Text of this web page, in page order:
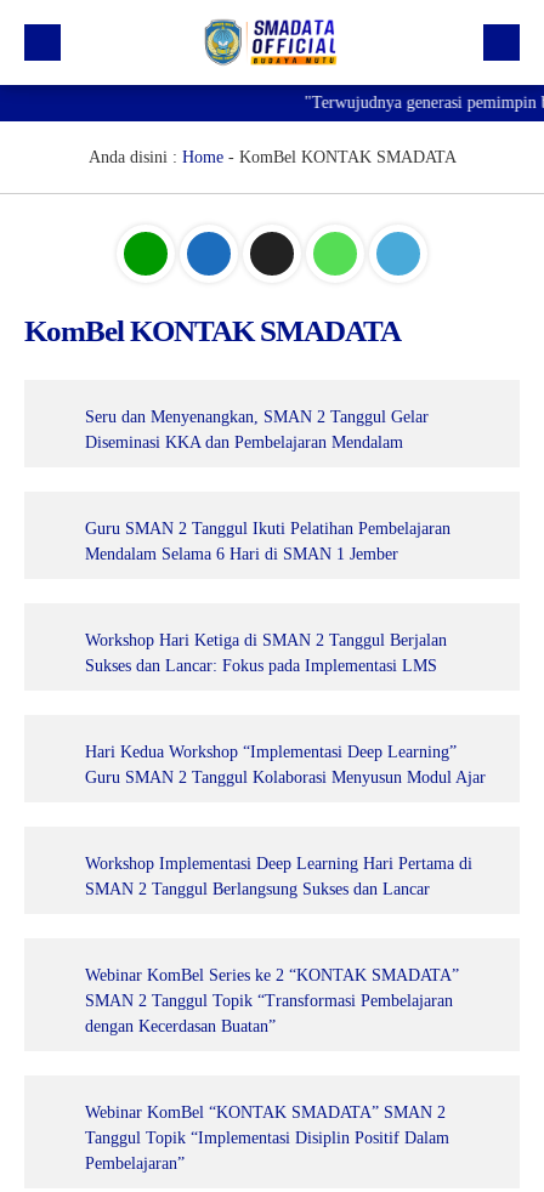
Kegiatan
Saluran Resmi WA
"Terwujudnya generasi pemimpin
Anda disini : Home- KomBel KONTAK SMADATA
KomBel KONTAK SMADATA
Seru dan Menyenangkan, SMAN 2 Tanggul Gelar
Diseminasi KKA dan Pembelajaran Mendalam
Guru SMAN 2 Tanggul Ikuti Pelatihan Pembelajaran
Mendalam Selama 6 Hari di SMAN 1 Jember
Workshop Hari Ketiga di SMAN 2 Tanggul Berjalan
Sukses dan Lancar: Fokus pada Implementasi LMS
Hari Kedua Workshop “Implementasi Deep Learning”
Guru SMAN 2 Tanggul Kolaborasi Menyusun Modul Ajar
Workshop Implementasi Deep Learning Hari Pertama di
SMAN 2 Tanggul Berlangsung Sukses dan Lancar
Webinar KomBel Series ke 2 “KONTAK SMADATA”
SMAN 2 Tanggul Topik “Transformasi Pembelajaran
dengan Kecerdasan Buatan”
Webinar KomBel “KONTAK SMADATA” SMAN 2
Tanggul Topik “Implementasi Disiplin Positif Dalam
Pembelajaran”